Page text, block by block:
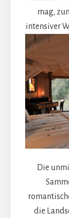
mag,
intensiver
Die
die